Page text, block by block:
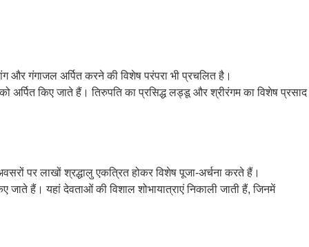
और गंगाजल अर्पित करने की विशेष परंपरा भी प्रचलित है।
अर्पित किए जाते हैं। तिरुपति का प्रसिद्ध लड्डू और श्रीरंगम का विशेष प्रसाद
पर लाखों श्रद्धालु एकत्रित होकर विशेष पूजा-अर्चना करते हैं।
जाते हैं। यहां देवताओं की विशाल शोभायात्राएं निकाली जाती हैं, जिनमें